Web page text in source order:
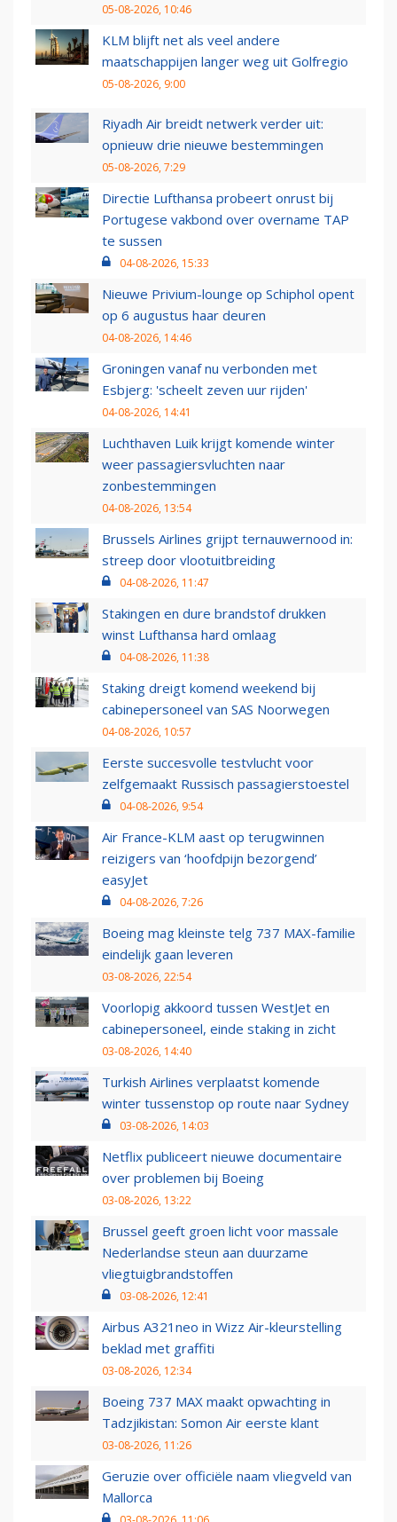
05-08-2026, 10:46
KLM blijft net als veel andere
maatschappijen langer weg uit Golfregio
05-08-2026, 9:00
Riyadh Air breidt netwerk verder uit:
opnieuw drie nieuwe bestemmingen
05-08-2026, 7:29
Directie Lufthansa probeert onrust bij
Portugese vakbond over overname TAP
te sussen
04-08-2026, 15:33
Nieuwe Privium-lounge op Schiphol opent
op 6 augustus haar deuren
04-08-2026, 14:46
Groningen vanaf nu verbonden met
Esbjerg: 'scheelt zeven uur rijden'
04-08-2026, 14:41
Luchthaven Luik krijgt komende winter
weer passagiersvluchten naar
zonbestemmingen
04-08-2026, 13:54
Brussels Airlines grijpt ternauwernood in:
streep door vlootuitbreiding
04-08-2026, 11:47
Stakingen en dure brandstof drukken
winst Lufthansa hard omlaag
04-08-2026, 11:38
Staking dreigt komend weekend bij
cabinepersoneel van SAS Noorwegen
04-08-2026, 10:57
Eerste succesvolle testvlucht voor
zelfgemaakt Russisch passagierstoestel
04-08-2026, 9:54
Air France-KLM aast op terugwinnen
reizigers van ‘hoofdpijn bezorgend’
easyJet
04-08-2026, 7:26
Boeing mag kleinste telg 737 MAX-familie
eindelijk gaan leveren
03-08-2026, 22:54
Voorlopig akkoord tussen WestJet en
cabinepersoneel, einde staking in zicht
03-08-2026, 14:40
Turkish Airlines verplaatst komende
winter tussenstop op route naar Sydney
03-08-2026, 14:03
Netflix publiceert nieuwe documentaire
over problemen bij Boeing
03-08-2026, 13:22
Brussel geeft groen licht voor massale
Nederlandse steun aan duurzame
vliegtuigbrandstoffen
03-08-2026, 12:41
Airbus A321neo in Wizz Air-kleurstelling
beklad met graffiti
03-08-2026, 12:34
Boeing 737 MAX maakt opwachting in
Tadzjikistan: Somon Air eerste klant
03-08-2026, 11:26
Geruzie over officiële naam vliegveld van
Mallorca